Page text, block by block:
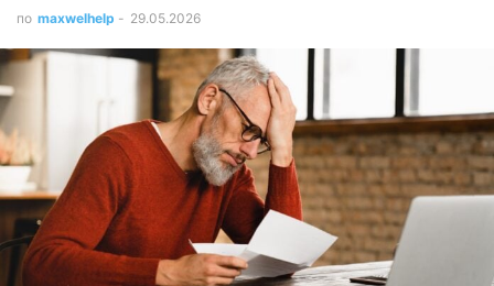
по maxwelhelp - 29.05.2026